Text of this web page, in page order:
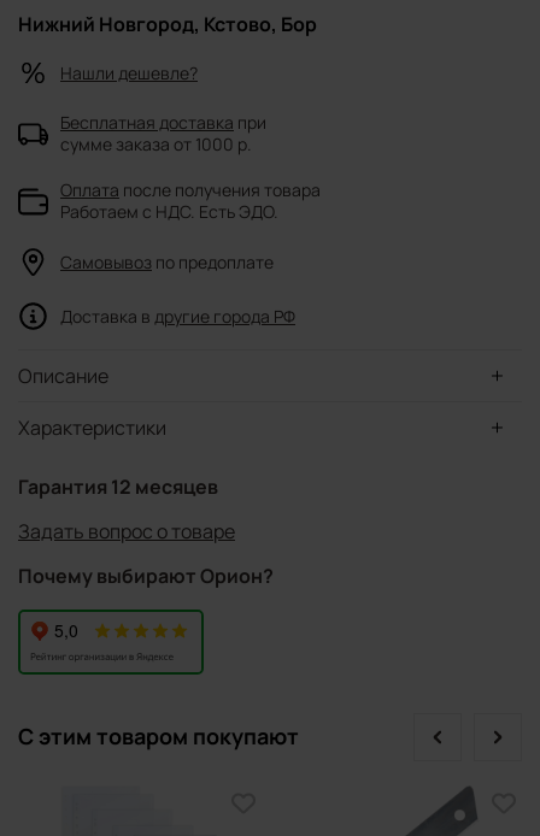
Характеристики
Описание
Гарантия 12 месяцев
Задать вопрос о товаре
Почему выбирают Орион?
Нижний Новгород, Кстово, Бор
Нашли дешевле?
Бесплатная доставка при
сумме заказа от 1000 р.
Оплата после получения товара
Работаем с НДС. Есть ЭДО.
Самовывоз по предоплате
Доставка в другие города РФ
С этим товаром покупают